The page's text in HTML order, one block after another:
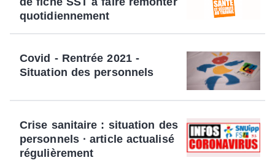
quotidiennement
Covid - Rentrée 2021 -
Situation des personnels
Crise sanitaire : situation des
personnels ∙ article actualisé
régulièrement